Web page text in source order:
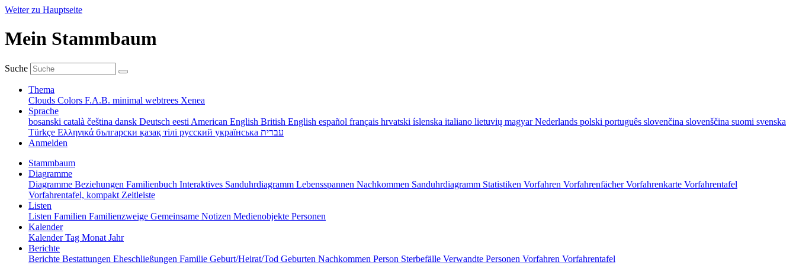
Weiter zu Hauptseite
Mein Stammbaum
Suche
Thema
Clouds Colors F.A.B. minimal webtrees Xenea
Sprache
bosanski català čeština dansk Deutsch eesti American English British English español français hrvatski íslenska italiano lietuvių magyarNederlands polski português slovenčina slovenščina suomi svenska
Türkçe Ελληνικά български қазақ тілі русский українська עברית
Anmelden
Stammbaum
Diagramme
Diagramme Beziehungen Familienbuch Interaktives Sanduhrdiagramm Lebensspannen Nachkommen Sanduhrdiagramm Statistiken Vorfahren VorfahrenfächerVorfahrenkarte Vorfahrentafel
Vorfahrentafel, kompakt Zeitleiste
Listen
Listen Familien Familienzweige Gemeinsame Notizen Medienobjekte Personen
Kalender
KalenderTag Monat Jahr
Berichte
Berichte Bestattungen Eheschließungen Familie Geburt/Heirat/Tod Geburten Nachkommen Person Sterbefälle Verwandte Personen Vorfahren Vorfahrentafel